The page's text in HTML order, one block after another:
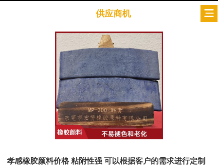
供应商机
孝感橡胶颜料价格 粘附性强 可以根据客户的需求进行定制